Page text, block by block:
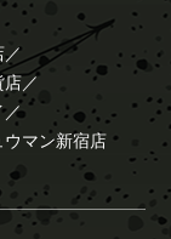
／
／
／
ウマン新宿店